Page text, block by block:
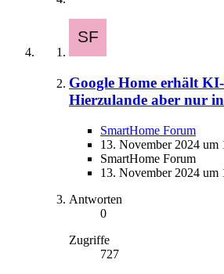
Google Home erhält
Hierzulande aber nur
SmartHome Forum
13. November 2024 um
SmartHome Forum
13. November 2024 um
Antworten
0
Zugriffe
727